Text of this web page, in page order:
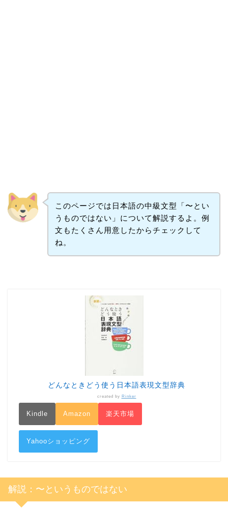
このページでは日本語の中級文型「〜とい
うものではない」について解説するよ。例
文もたくさん用意したからチェックして
ね。
どんなときどう使う日本語表現文型辞典
created by Rinker
Kindle Amazon 楽天市場
Yahooショッピング
解説：〜というものではない